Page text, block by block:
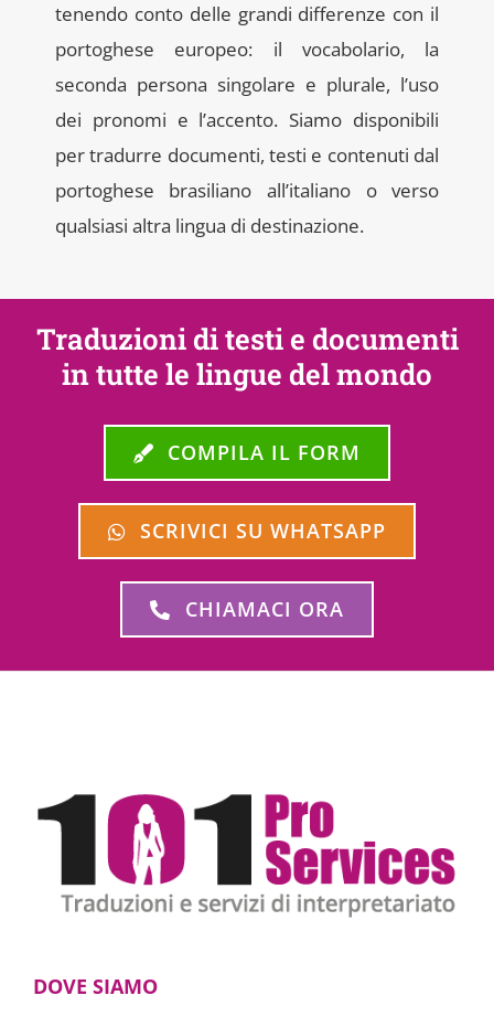
tenendo conto delle grandi differenze con il
portoghese europeo: il vocabolario, la
seconda persona singolare e plurale, l’uso
dei pronomi e l’accento. Siamo disponibili
per tradurre documenti, testi e contenuti dal
portoghese brasiliano all’italiano o verso
qualsiasi altra lingua di destinazione.
Traduzioni di testi e documenti
in tutte le lingue del mondo
COMPILA IL FORM
SCRIVICI SU WHATSAPP
CHIAMACI ORA
DOVE SIAMO